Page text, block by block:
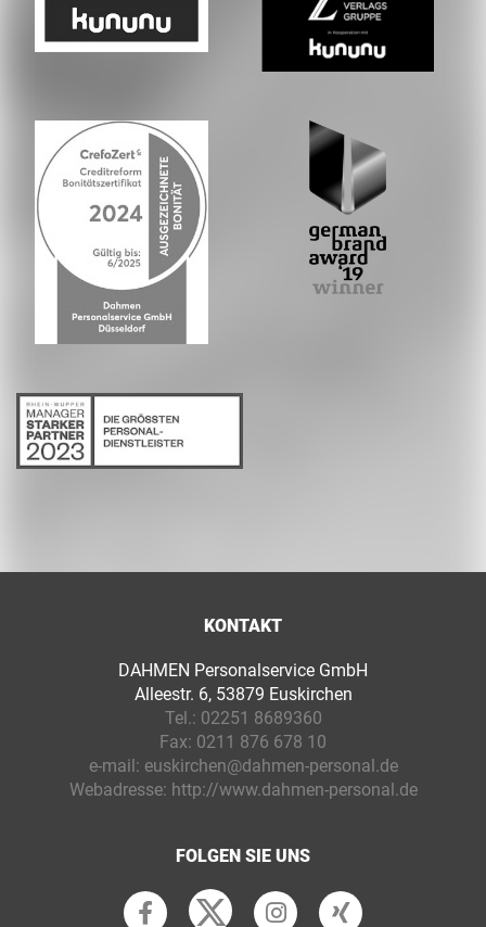
KONTAKT
DAHMEN Personalservice GmbH
Alleestr. 6, 53879 Euskirchen
Tel.: 02251 8689360
Fax: 0211 876 678 10
e-mail: euskirchen@dahmen-personal.de
Webadresse: http://www.dahmen-personal.de
FOLGEN SIE UNS